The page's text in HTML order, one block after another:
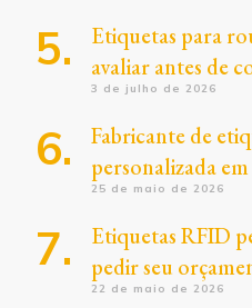
Etiquetas para
avaliar antes de
3 de julho de 2026
Fabricante de
personalizada em
25 de maio de 2026
Etiquetas RFID
pedir seu
22 de maio de 2026